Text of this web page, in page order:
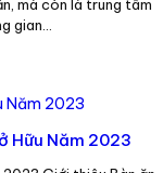
mà còn là trung tâm
gian…
Hữu Năm 2023